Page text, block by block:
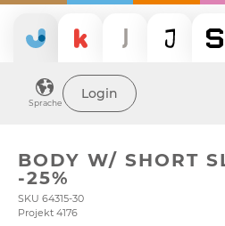
Sprache
Login
BODY W/ SHORT
-25%
SKU 64315-30
Projekt 4176